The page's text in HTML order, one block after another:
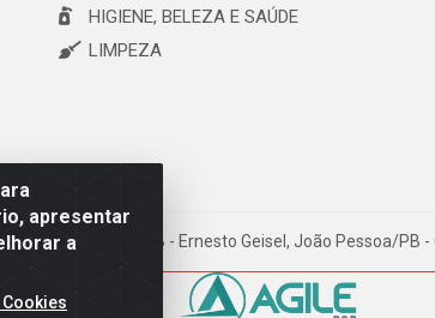
apresentar
a
HIGIENE, BELEZA E SAÚDE
LIMPEZA
173 Galpão B - Ernesto Geisel, João Pessoa/PB